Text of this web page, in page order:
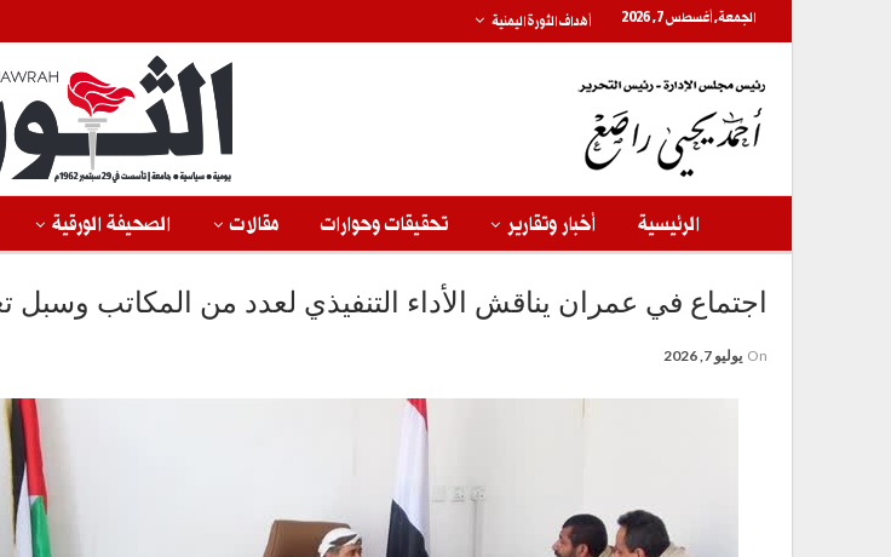
الجمعة, أغسطس 7, 2026 أهداف الثورة اليمنية
الرئيسية أخبار وتقارير تحقيقات وحوارات مقالات الصحيفة الورقية
اجتماع في عمران يناقش الأداء التنفيذي لعدد من المكاتب
On يوليو 7, 2026